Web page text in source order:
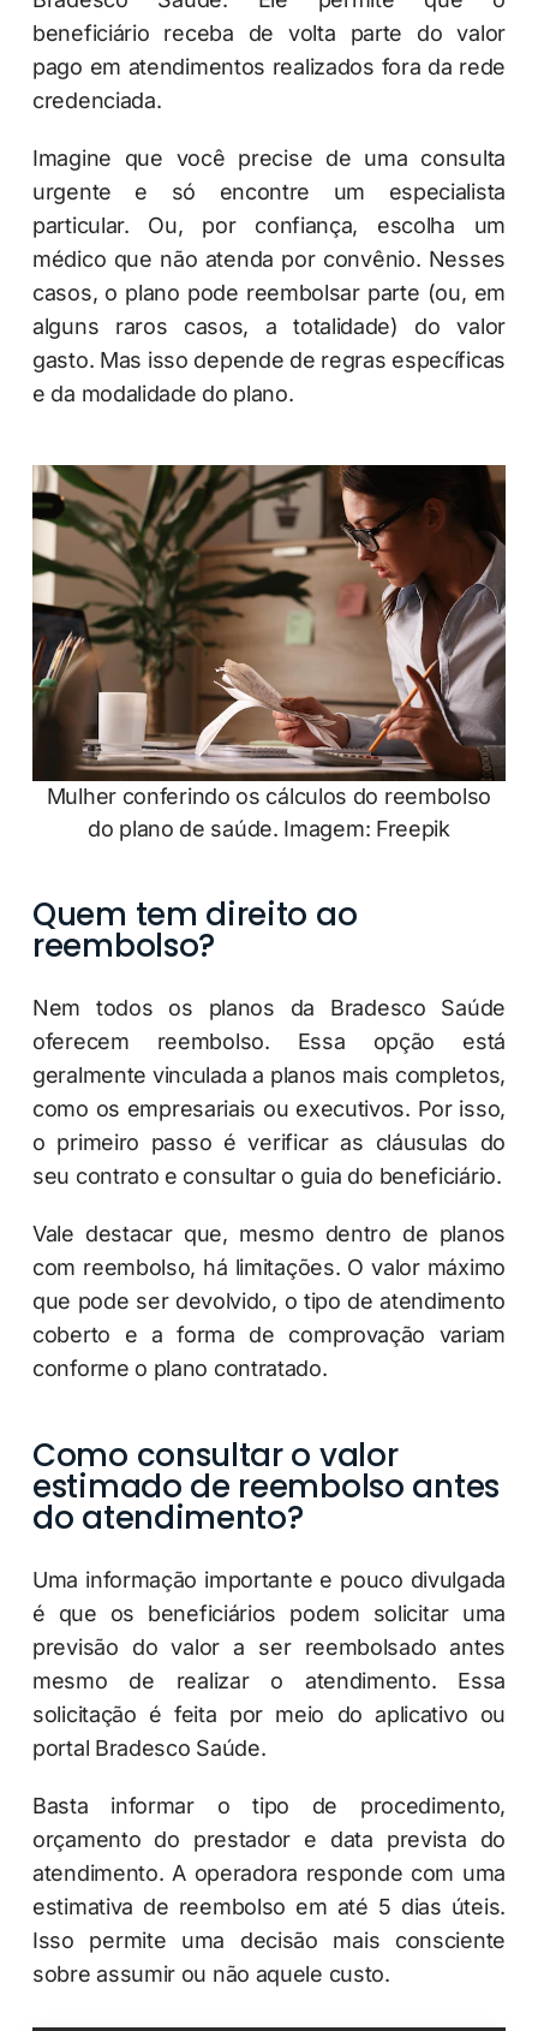
beneficiário receba de volta parte do valor
pago em atendimentos realizados fora da rede
credenciada.
Imagine que você precise de uma consulta
urgente e só encontre um especialista
particular. Ou, por confiança, escolha um
médico que não atenda por convênio. Nesses
casos, o plano pode reembolsar parte (ou, em
alguns raros casos, a totalidade) do valor
gasto. Mas isso depende de regras específicas
e da modalidade do plano.
Mulher conferindo os cálculos do reembolso
do plano de saúde. Imagem: Freepik
Quem tem direito ao
reembolso?
Nem todos os planos da Bradesco Saúde
oferecem reembolso. Essa opção está
geralmente vinculada a planos mais completos,
como os empresariais ou executivos. Por isso,
o primeiro passo é verificar as cláusulas do
seu contrato e consultar o guia do beneficiário.
Vale destacar que, mesmo dentro de planos
com reembolso, há limitações. O valor máximo
que pode ser devolvido, o tipo de atendimento
coberto e a forma de comprovação variam
conforme o plano contratado.
Como consultar o valor
estimado de reembolso antes
do atendimento?
Uma informação importante e pouco divulgada
é que os beneficiários podem solicitar uma
previsão do valor a ser reembolsado antes
mesmo de realizar o atendimento. Essa
solicitação é feita por meio do aplicativo ou
portal Bradesco Saúde.
Basta informar o tipo de procedimento,
orçamento do prestador e data prevista do
atendimento. A operadora responde com uma
estimativa de reembolso em até 5 dias úteis.
Isso permite uma decisão mais consciente
sobre assumir ou não aquele custo.